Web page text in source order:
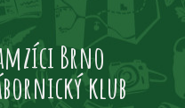
Brno
klub